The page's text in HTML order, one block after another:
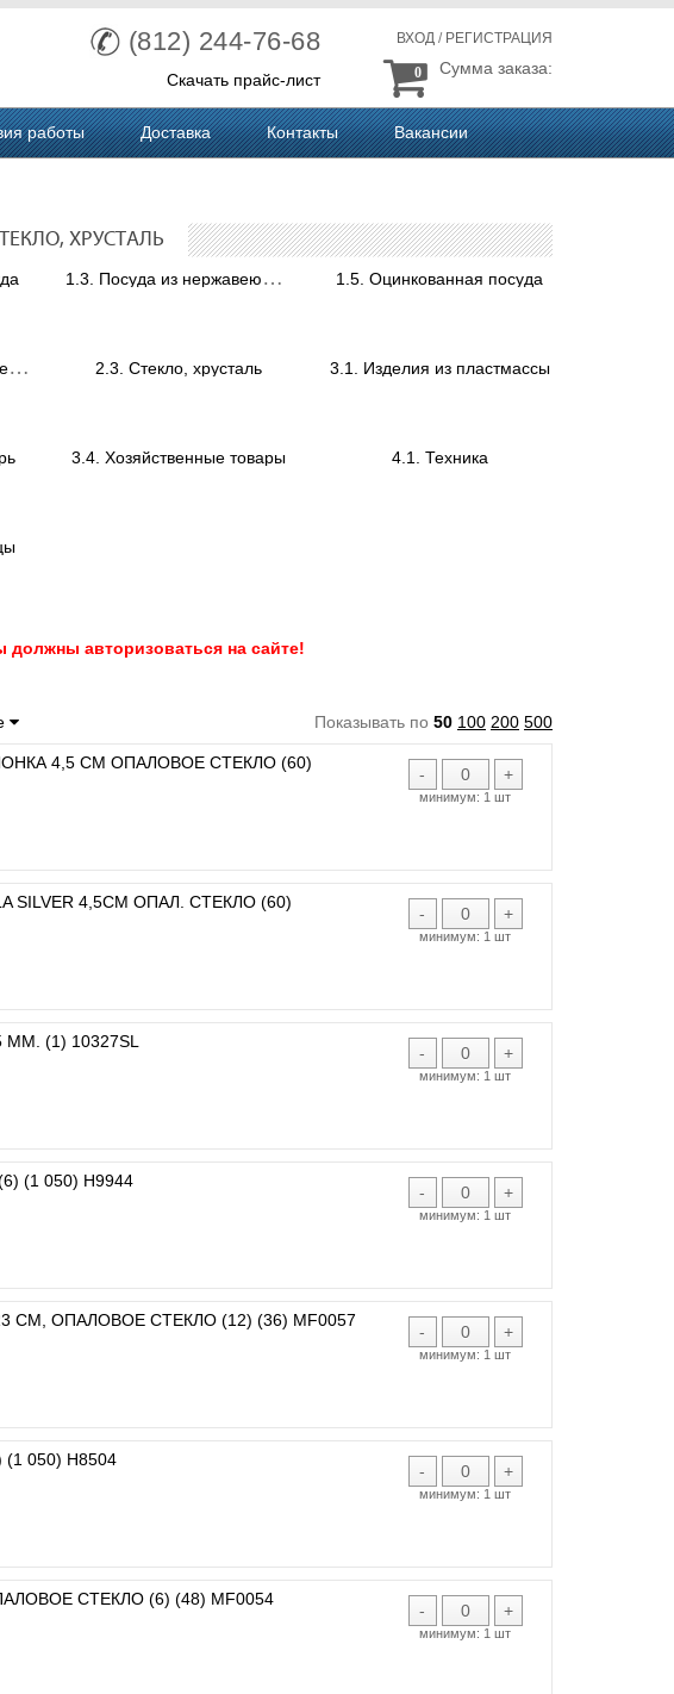
(812) 244-76-68
Скачать прайс-лист
ВХОД / РЕГИСТРАЦИЯ
Сумма заказа:
0
работы Доставка Контакты Вакансии
ХРУСТАЛЬ
1
.3. Посуда из нержавеющей стали 1.5. Оцинкованная посуда
2
.2. Фарфор, фаянс, сувениры 2.3. Стекло, хрусталь 3.1. Изделия из пластмассы
3.4. Хозяйственные товары 4.1. Техника
авторизоваться на сайте!
Показывать по 50 100 200 500
- +
минимум: 1 шт
4,5 СМ ОПАЛОВОЕ СТЕКЛО (60)
- +
минимум: 1 шт
SILVER 4,5СМ ОПАЛ. СТЕКЛО (60)
- +
минимум: 1 шт
(1) 10327SL
- +
минимум: 1 шт
(1 050) H9944
- +
минимум: 1 шт
СМ, ОПАЛОВОЕ СТЕКЛО (12) (36) MF0057
- +
минимум: 1 шт
050) H8504
- +
минимум: 1 шт
СТЕКЛО (6) (48) MF0054